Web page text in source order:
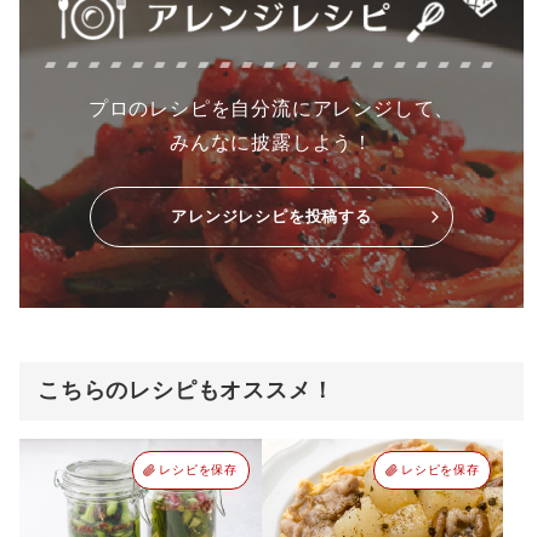
プロのレシピを自分流にアレンジして、
みんなに披露しよう！
アレンジレシピを投稿する
こちらのレシピもオススメ！
レシピを保存 レシピを保存